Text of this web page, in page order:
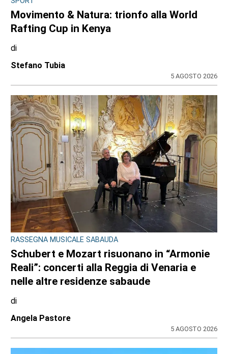
Movimento & Natura: trionfo alla World
Rafting Cup in Kenya
di
Stefano Tubia
5 AGOSTO 2026
RASSEGNA MUSICALE SABAUDA
Schubert e Mozart risuonano in “Armonie
Reali”: concerti alla Reggia di Venaria e
nelle altre residenze sabaude
di
Angela Pastore
5 AGOSTO 2026